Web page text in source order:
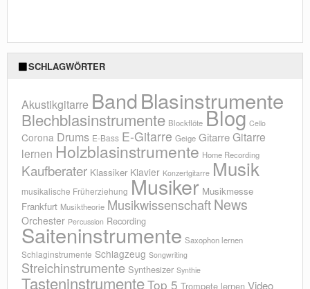
SCHLAGWÖRTER
Akustikgitarre BandBlasinstrumente
Blechblasinstrumente Blockflöte Blog Cello
Corona Drums E-Bass E-Gitarre Geige GitarreGitarre
lernen Holzblasinstrumente Home Recording
Kaufberater Klassiker Klavier Konzertgitarre Musik
musikalische Früherziehung Musiker Musikmesse
Frankfurt Musiktheorie MusikwissenschaftNews
Orchester Percussion Recording
Saiteninstrumente Saxophon lernen
Schlaginstrumente Schlagzeug Songwriting
Streichinstrumente Synthesizer Synthie
TasteninstrumenteTop 5 Trompete lernen Video